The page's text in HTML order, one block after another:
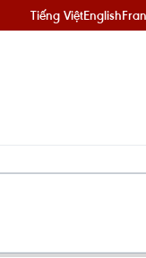
Tiếng ViệtEnglish